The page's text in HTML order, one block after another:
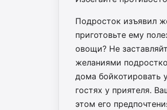
Подросток изъявил
приготовьте ему
овощи? Не
желаниями
дома бойкотировать
гостях у приятеля.
этом его